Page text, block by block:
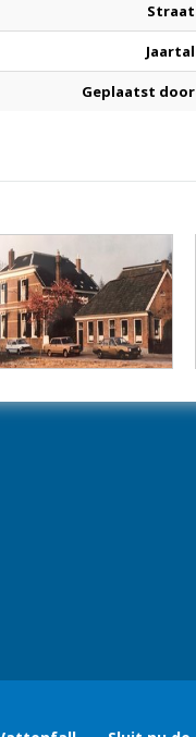
Straat
Jaartal
Geplaatst door